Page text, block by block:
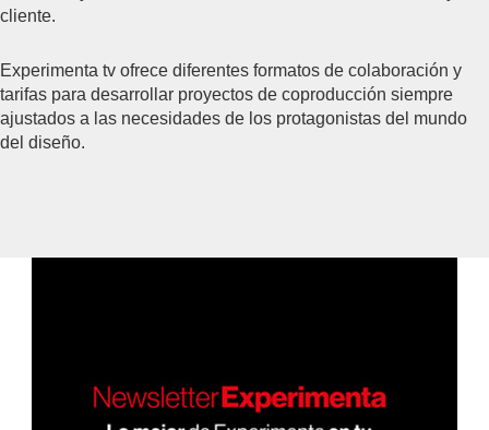
cliente.
Experimenta tv ofrece diferentes formatos de colaboración y
tarifas para desarrollar proyectos de coproducción siempre
ajustados a las necesidades de los protagonistas del mundo
del diseño.